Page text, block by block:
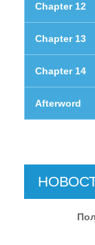
Chapter 12
Chapter 13
Chapter 14
Afterword